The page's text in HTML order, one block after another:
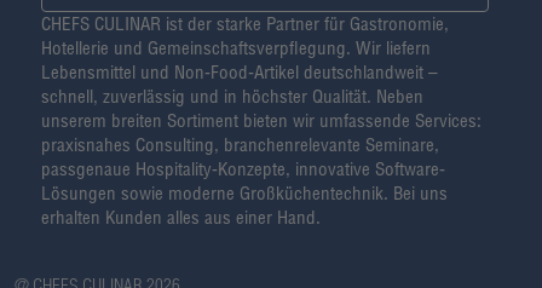
CHEFS CULINAR ist der starke Partner für Gastronomie,
Hotellerie und Gemeinschaftsverpflegung. Wir liefern
Lebensmittel und Non-Food-Artikel deutschlandweit –
schnell, zuverlässig und in höchster Qualität. Neben
unserem breiten Sortiment bieten wir umfassende Services:
praxisnahes Consulting, branchenrelevante Seminare,
passgenaue Hospitality-Konzepte, innovative Software-
Lösungen sowie moderne Großküchentechnik. Bei uns
erhalten Kunden alles aus einer Hand.